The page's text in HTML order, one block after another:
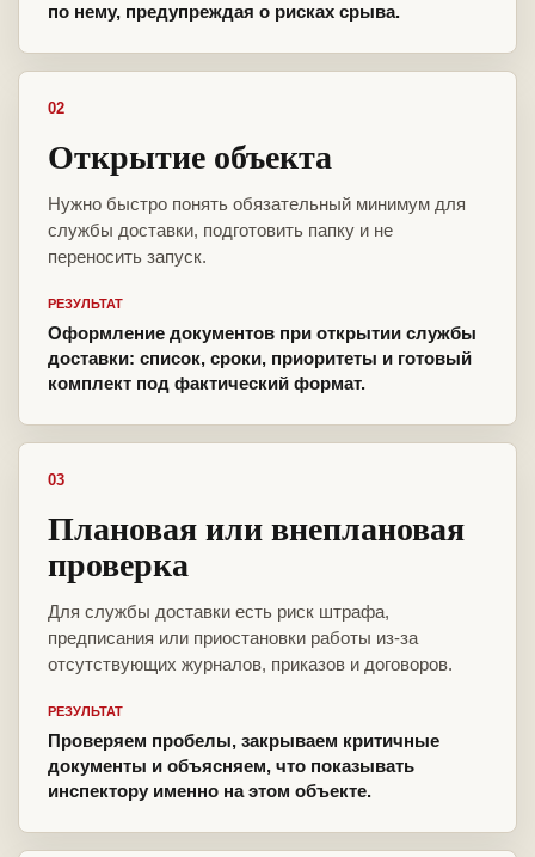
по нему, предупреждая о рисках срыва.
02
Открытие объекта
Нужно быстро понять обязательный минимум для
службы доставки, подготовить папку и не
переносить запуск.
РЕЗУЛЬТАТ
Оформление документов при открытии службы
доставки: список, сроки, приоритеты и готовый
комплект под фактический формат.
03
Плановая или внеплановая
проверка
Для службы доставки есть риск штрафа,
предписания или приостановки работы из-за
отсутствующих журналов, приказов и договоров.
РЕЗУЛЬТАТ
Проверяем пробелы, закрываем критичные
документы и объясняем, что показывать
инспектору именно на этом объекте.